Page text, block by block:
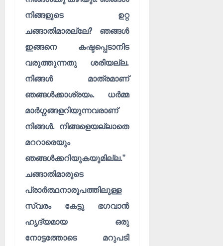
നിങ്ങളുടെ ഉറ്റ
ചങ്ങാതിമാരല്ലേ? ഞങ്ങൾ
ഇങ്ങനെ കഷ്ടപ്പെടാനിട
വരുത്തുന്നതു ശരിയല്ല.
നിങ്ങൾ മാത്രമാണ്
ഞങ്ങൾക്കാശ്രയം. ധർമ്മ
മാർഗ്ഗങ്ങളറിയുന്നവരാണ്
നിങ്ങൾ. നിങ്ങളെയല്ലാതെ
മററാരെയും
ഞങ്ങൾക്കറിയുകയുമില്ല.”
ചങ്ങാതിമാരുടെ
പ്രാർത്ഥനാരൂപത്തിലുള്ള
സ്വരം കേട്ടു ഭഗവാൻ
ഹൃദ്യമായ ഒരു
നോട്ടത്തോടെ മറുപടി